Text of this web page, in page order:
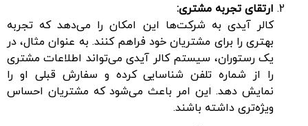
ارتقای تجربه مشتری:
کالر آیدی به شرکت‌ها این امکان را می‌دهد که تجربه
بهتری را برای مشتریان خود فراهم کنند. به عنوان مثال، در
یک رستوران، سیستم کالر آیدی می‌تواند اطلاعات مشتری
را از شماره تلفن شناسایی کرده و سفارش قبلی او را
نمایش دهد. این امر باعث می‌شود که مشتریان احساس
ویژه‌تری داشته باشند.